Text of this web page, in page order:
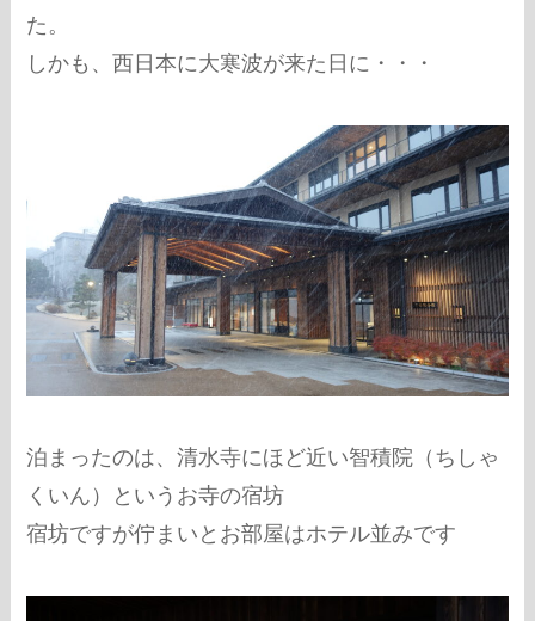
た。
しかも、西日本に大寒波が来た日に・・・
泊まったのは、清水寺にほど近い智積院（ちしゃ
くいん）というお寺の宿坊
宿坊ですが佇まいとお部屋はホテル並みです